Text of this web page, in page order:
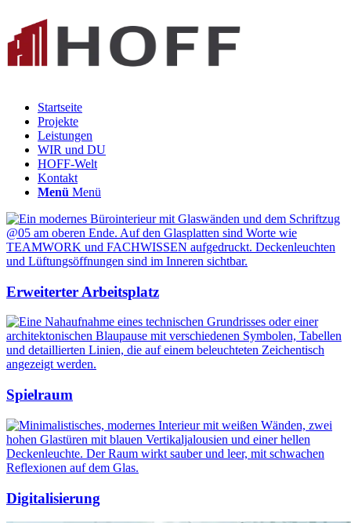
Startseite
Projekte
Leistungen
WIR und DU
HOFF-Welt
Kontakt
Menü Menü
Erweiterter Arbeitsplatz
Spielraum
Digitalisierung